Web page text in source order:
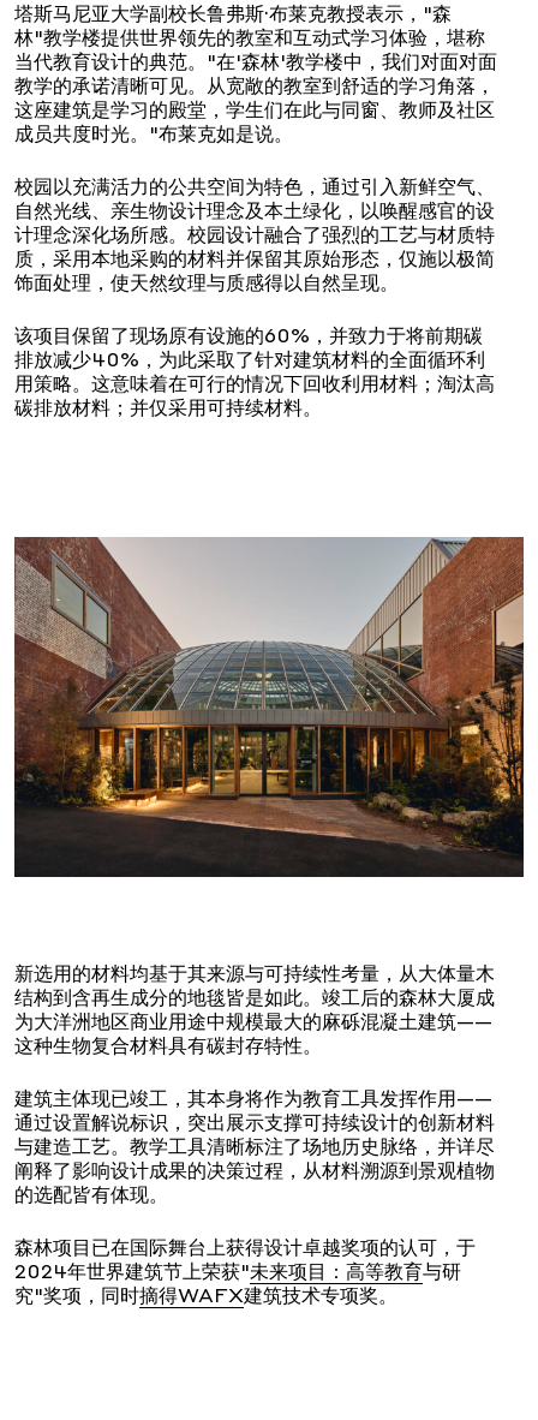
塔斯马尼亚大学副校长鲁弗斯·布莱克教授表示，"森
林"教学楼提供世界领先的教室和互动式学习体验，堪称
当代教育设计的典范。"在'森林'教学楼中，我们对面对面
教学的承诺清晰可见。从宽敞的教室到舒适的学习角落，
这座建筑是学习的殿堂，学生们在此与同窗、教师及社区
成员共度时光。"布莱克如是说。
校园以充满活力的公共空间为特色，通过引入新鲜空气、
自然光线、亲生物设计理念及本土绿化，以唤醒感官的设
计理念深化场所感。校园设计融合了强烈的工艺与材质特
质，采用本地采购的材料并保留其原始形态，仅施以极简
饰面处理，使天然纹理与质感得以自然呈现。
该项目保留了现场原有设施的60%，并致力于将前期碳
排放减少40%，为此采取了针对建筑材料的全面循环利
用策略。这意味着在可行的情况下回收利用材料；淘汰高
碳排放材料；并仅采用可持续材料。
新选用的材料均基于其来源与可持续性考量，从大体量木
结构到含再生成分的地毯皆是如此。竣工后的森林大厦成
为大洋洲地区商业用途中规模最大的麻砾混凝土建筑——
这种生物复合材料具有碳封存特性。
建筑主体现已竣工，其本身将作为教育工具发挥作用——
通过设置解说标识，突出展示支撑可持续设计的创新材料
与建造工艺。教学工具清晰标注了场地历史脉络，并详尽
阐释了影响设计成果的决策过程，从材料溯源到景观植物
的选配皆有体现。
森林项目已在国际舞台上获得设计卓越奖项的认可，于
2024年世界建筑节上荣获"未来项目：高等教育与研
究"奖项，同时摘得WAFX建筑技术专项奖。